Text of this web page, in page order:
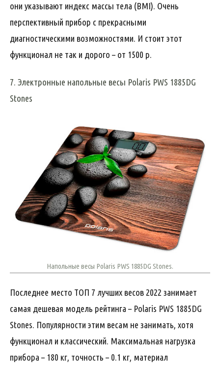
они указывают индекс массы тела (BMI). Очень
перспективный прибор с прекрасными
диагностическими возможностями. И стоит этот
функционал не так и дорого – от 1500 р.
7. Электронные напольные весы Polaris PWS 1885DG
Stones
Напольные весы Polaris PWS 1885DG Stones.
Последнее место ТОП 7 лучших весов 2022 занимает
самая дешевая модель рейтинга – Polaris PWS 1885DG
Stones. Популярности этим весам не занимать, хотя
функционал и классический. Максимальная нагрузка
прибора – 180 кг, точность – 0.1 кг, материал